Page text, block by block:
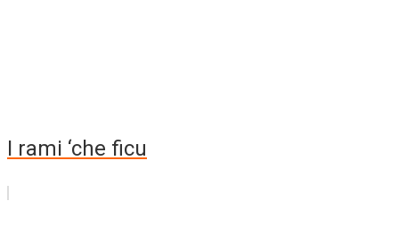
I rami ‘che ficu